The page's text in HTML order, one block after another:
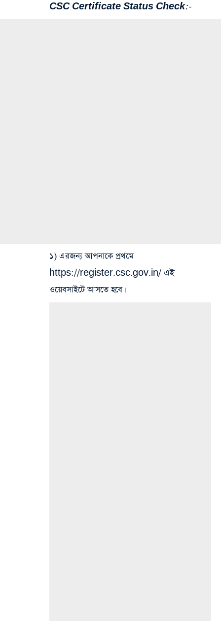
CSC Certificate Status Check:-
১) এরজন্য আপনাকে প্রথমে
https://register.csc.gov.in/ এই
ওয়েবসাইটে আসতে হবে।